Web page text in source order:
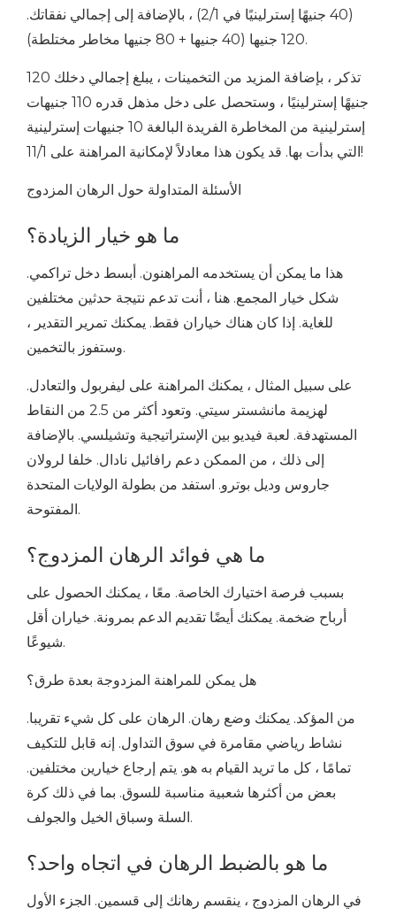
(40 جنيهًا إسترلينيًا في 2/1) ، بالإضافة إلى إجمالي نفقاتك.
120 جنيها (40 جنيها + 80 جنيها مخاطر مختلطة).
تذكر ، بإضافة المزيد من التخمينات ، يبلغ إجمالي دخلك 120
جنيهًا إسترلينيًا ، وستحصل على دخل مذهل قدره 110 جنيهات
إسترلينية من المخاطرة الفريدة البالغة 10 جنيهات إسترلينية
التي بدأت بها. قد يكون هذا معادلاً لإمكانية المراهنة على 11/1!
الأسئلة المتداولة حول الرهان المزدوج
ما هو خيار الزيادة؟
هذا ما يمكن أن يستخدمه المراهنون. أبسط دخل تراكمي.
شكل خيار المجمع. هنا ، أنت تدعم نتيجة حدثين مختلفين
للغاية. إذا كان هناك خياران فقط. يمكنك تمرير التقدير ،
وستفوز بالتخمين.
على سبيل المثال ، يمكنك المراهنة على ليفربول والتعادل.
لهزيمة مانشستر سيتي. وتعود أكثر من 2.5 من النقاط
المستهدفة. لعبة فيديو بين الإستراتيجية وتشيلسي. بالإضافة
إلى ذلك ، من الممكن دعم رافائيل نادال. خلفا لرولان
جاروس وديل بوترو. استفد من بطولة الولايات المتحدة
المفتوحة.
ما هي فوائد الرهان المزدوج؟
بسبب فرصة اختيارك الخاصة. معًا ، يمكنك الحصول على
أرباح ضخمة. يمكنك أيضًا تقديم الدعم بمرونة. خياران أقل
شيوعًا.
هل يمكن للمراهنة المزدوجة بعدة طرق؟
من المؤكد. يمكنك وضع رهان. الرهان على كل شيء تقريبا.
نشاط رياضي مقامرة في سوق التداول. إنه قابل للتكيف
تمامًا ، كل ما تريد القيام به هو. يتم إرجاع خيارين مختلفين.
بعض من أكثرها شعبية مناسبة للسوق. بما في ذلك كرة
السلة وسباق الخيل والجولف.
ما هو بالضبط الرهان في اتجاه واحد؟
في الرهان المزدوج ، ينقسم رهانك إلى قسمين. الجزء الأول